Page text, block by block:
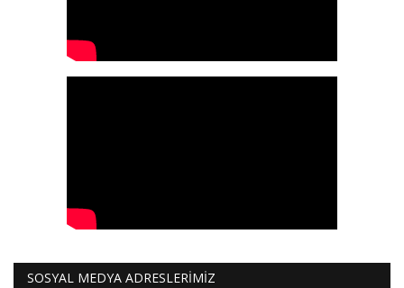
SOSYAL MEDYA ADRESLERİMİZ